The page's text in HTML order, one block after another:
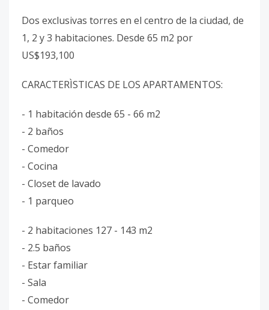
Dos exclusivas torres en el centro de la ciudad, de
1, 2 y 3 habitaciones. Desde 65 m2 por
US$193,100
CARACTERÌSTICAS DE LOS APARTAMENTOS:
- 1 habitación desde 65 - 66 m2
- 2 baños
- Comedor
- Cocina
- Closet de lavado
- 1 parqueo
- 2 habitaciones 127 - 143 m2
- 2.5 baños
- Estar familiar
- Sala
- Comedor